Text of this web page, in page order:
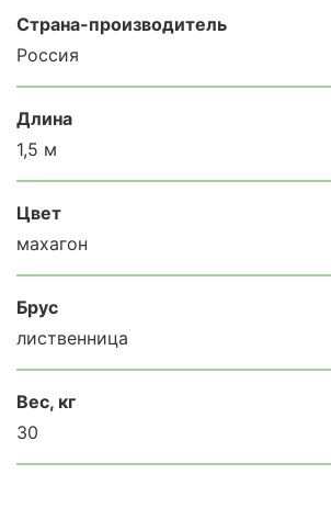
Страна-производитель
Россия
Длина
1,5 м
Цвет
махагон
Брус
лиственница
Вес, кг
30